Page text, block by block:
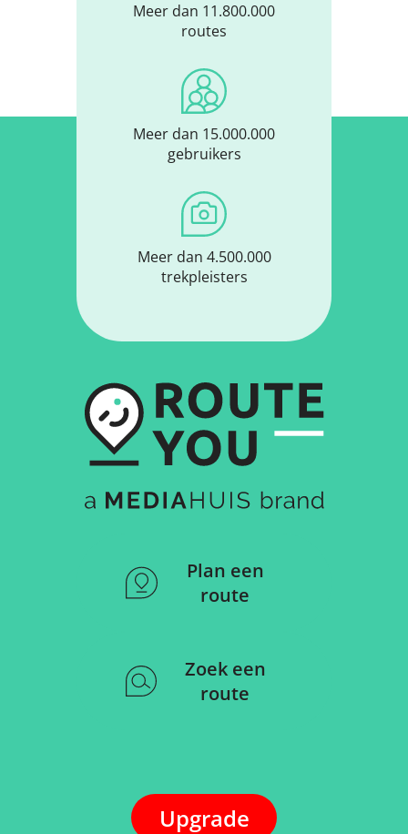
Meer dan 11.800.000
routes
Meer dan 15.000.000
gebruikers
Meer dan 4.500.000
trekpleisters
Plan een
route
Zoek een
route
Upgrade